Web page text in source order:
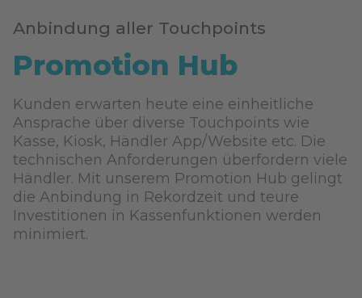
Anbindung aller Touchpoints
Promotion Hub
Kunden erwarten heute eine einheitliche
Ansprache über diverse Touchpoints wie
Kasse, Kiosk, Händler App/Website etc. Die
technischen Anforderungen überfordern viele
Händler. Mit unserem Promotion Hub gelingt
die Anbindung in Rekordzeit und teure
Investitionen in Kassenfunktionen werden
minimiert.